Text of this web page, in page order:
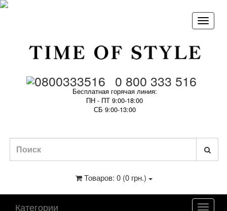
0 800 333 516
Бесплатная горячая линия:
ПН - ПТ 9:00-18:00
СБ 9:00-13:00
Товаров: 0 (0 грн.)
Категории